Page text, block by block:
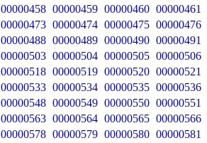
00000458 00000459 00000460 00000461
00000473 00000474 00000475 00000476
00000488 00000489 00000490 00000491
00000503 00000504 00000505 00000506
00000518 00000519 00000520 00000521
00000533 00000534 00000535 00000536
00000548 00000549 00000550 00000551
00000563 00000564 00000565 00000566
00000578 00000579 00000580 00000581